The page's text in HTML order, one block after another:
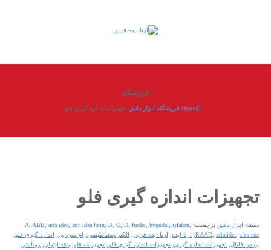
فروشگاه
Home فروشگاه ابزار دقیق تجهیزات اندازه گیری فلو
تجهیزات اندازه گیری فلو
دسته: ابزار دقیق برچسب: A ABB arta idea arta idea farin B C D finder, hyundai isfahan
RAAD schnider, siemens ارتا ایده ارتا ایده فرین الکترومعناطیسی ام سی بی اندازه گیری فلو
پارس فانال
تجهیزات اندازه گیری تجهیزات اندازه گیری فلو تجهیزات فلو رعد ایتوان روتامتر